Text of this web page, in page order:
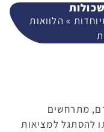
»הלוואות
מתרחשים
להסתגל למציאות